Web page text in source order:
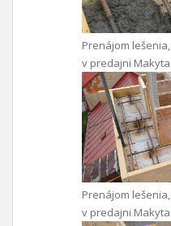
Prenájom
v predajni
Prenájom
v predajni